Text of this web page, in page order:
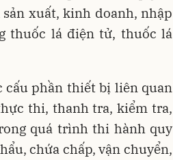
xuất, kinh doanh, nhập
thuốc lá điện tử, thuốc lá
cấu phần thiết bị liên quan
thi, thanh tra, kiểm tra,
quá trình thi hành quy
chứa chấp, vận chuyển,